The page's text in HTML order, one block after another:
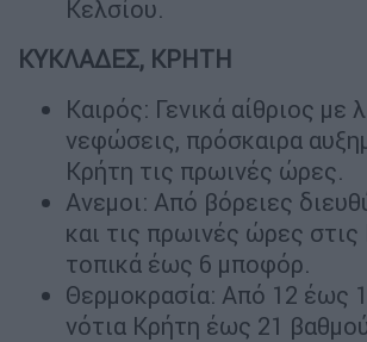
Κελσίου.
ΚΥΚΛΑΔΕΣ, ΚΡΗΤΗ
Καιρός: Γενικά αίθριος με
νεφώσεις, πρόσκαιρα
Κρήτη τις πρωινές ώρες.
Ανεμοι: Από βόρειες
και τις πρωινές ώρες
τοπικά έως 6 μποφόρ.
Θερμοκρασία: Από 12 έως
νότια Κρήτη έως 21